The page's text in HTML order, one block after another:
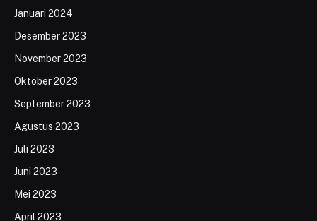
Januari 2024
Desember 2023
November 2023
Oktober 2023
September 2023
Agustus 2023
Juli 2023
Juni 2023
Mei 2023
April 2023